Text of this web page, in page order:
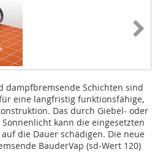
dampfbremsende Schichten sind
eine langfristig funktionsfähige,
Das durch Giebel- oder
kann die eingesetzten
die Dauer schädigen. Die neue
BauderVap (sd-Wert 120)